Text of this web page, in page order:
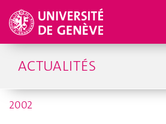
ACTUALITÉS
2002